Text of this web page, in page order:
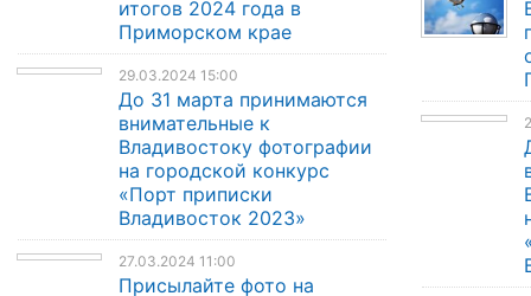
итогов 2024 года в
Приморском крае
29.03.2024 15:00
До 31 марта принимаются
внимательные к
Владивостоку фотографии
на городской конкурс
«Порт приписки
Владивосток 2023»
27.03.2024 11:00
Присылайте фото на